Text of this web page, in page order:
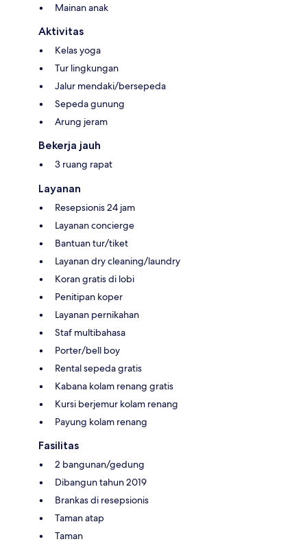
Mainan anak
Aktivitas
Kelas yoga
Tur lingkungan
Jalur mendaki/bersepeda
Sepeda gunung
Arung jeram
Bekerja jauh
3 ruang rapat
Layanan
Resepsionis 24 jam
Layanan concierge
Bantuan tur/tiket
Layanan dry cleaning/laundry
Koran gratis di lobi
Penitipan koper
Layanan pernikahan
Staf multibahasa
Porter/bell boy
Rental sepeda gratis
Kabana kolam renang gratis
Kursi berjemur kolam renang
Payung kolam renang
Fasilitas
2 bangunan/gedung
Dibangun tahun 2019
Brankas di resepsionis
Taman atap
Taman